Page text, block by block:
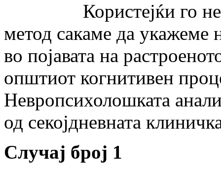
Користејќи го
метод сакаме да укажеме
во појавата на
општиот когнитивен
Невропсихолошката
од секојдневната
Случај број 1